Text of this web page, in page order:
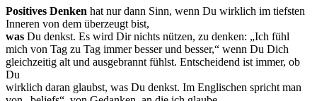
Positives Denken hat nur dann Sinn, wenn Du wirklich im tiefsten
Inneren von dem überzeugt bist,
was Du denkst. Es wird Dir nichts nützen, zu denken: „Ich fühl
mich von Tag zu Tag immer besser und besser,“ wenn Du Dich
gleichzeitig alt und ausgebrannt fühlst. Entscheidend ist immer, ob
Du
wirklich daran glaubst, was Du denkst. Im Englischen spricht man